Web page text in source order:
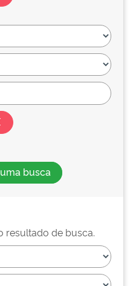
busca
resultado de busca.